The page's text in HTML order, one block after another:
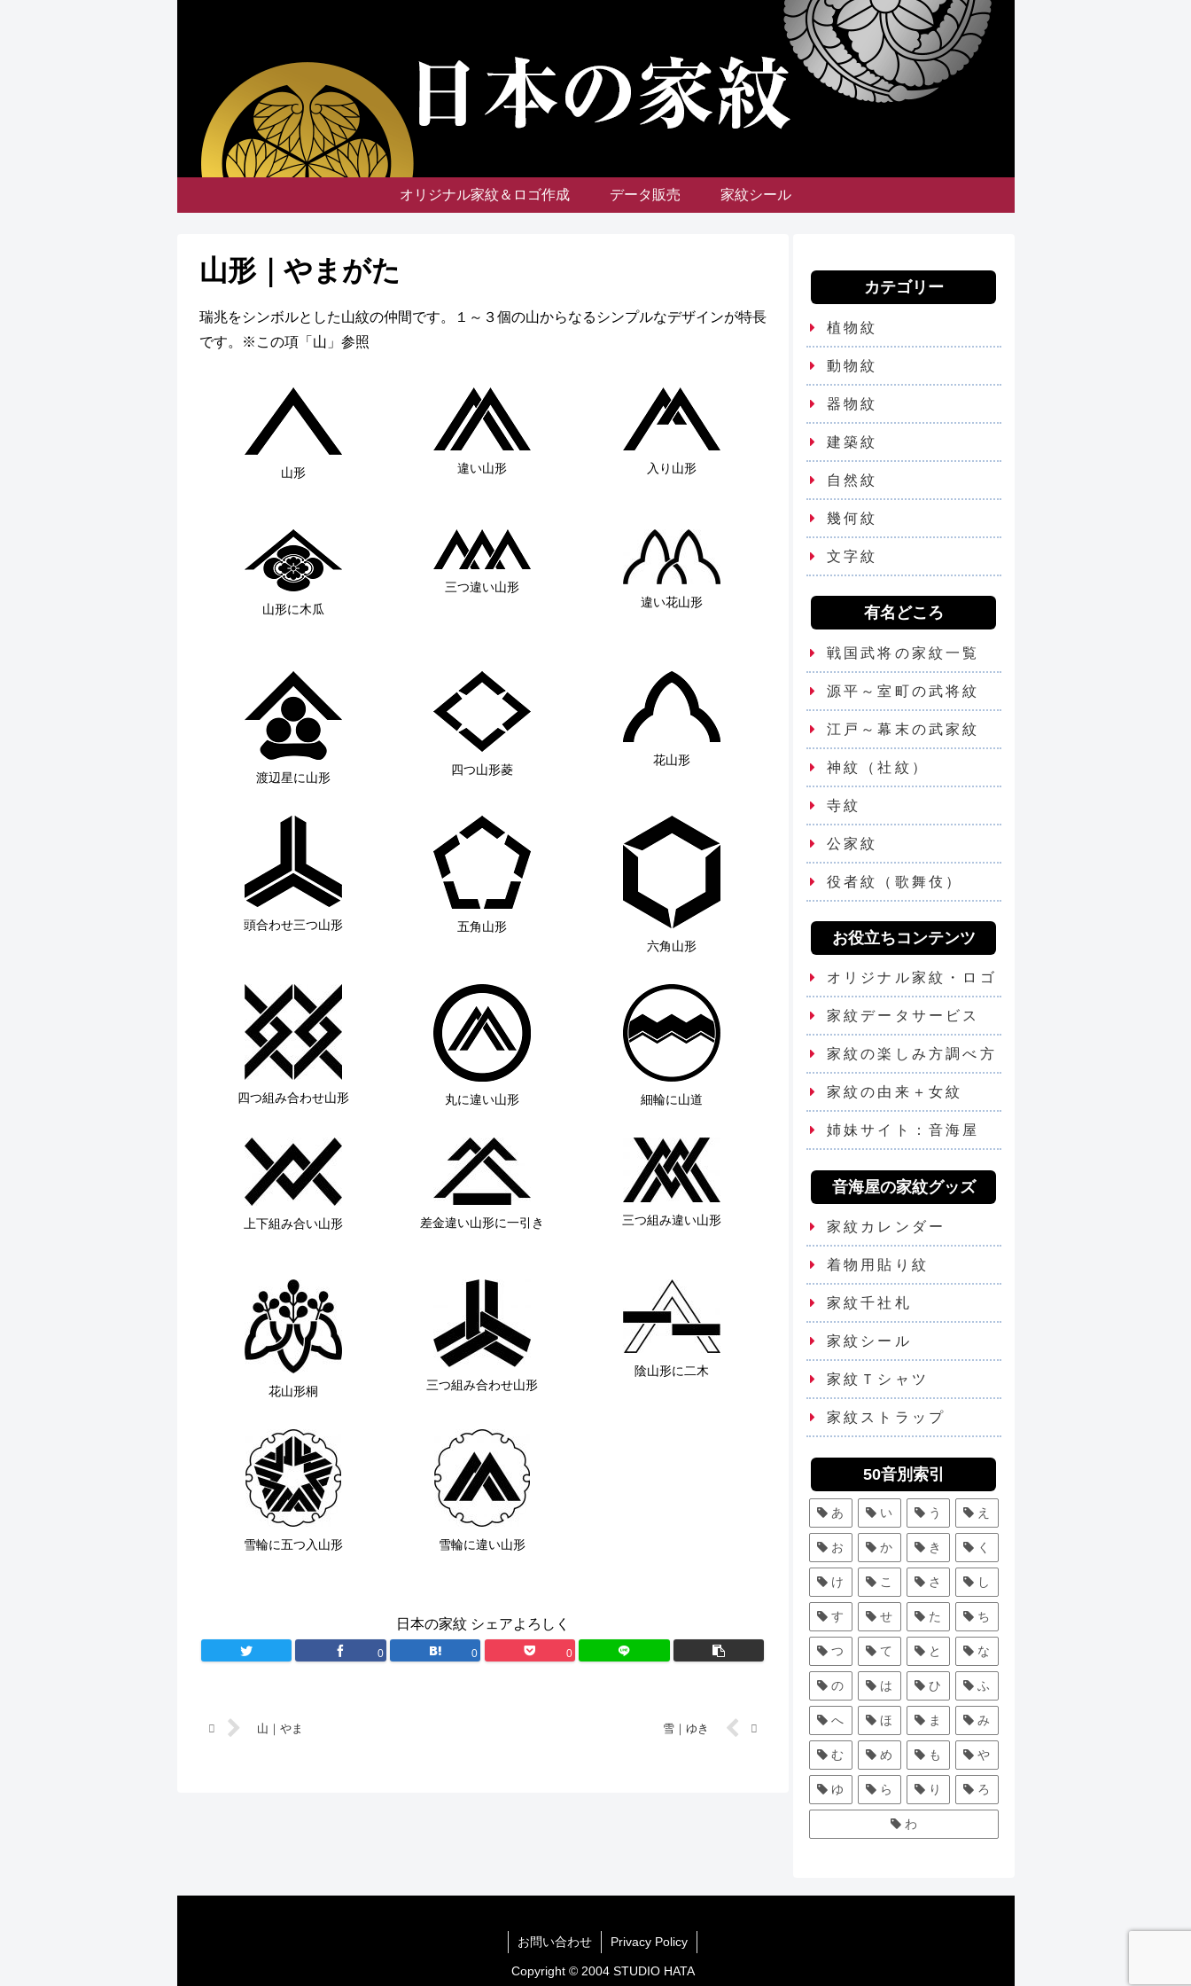
オリジナル家紋＆ロゴ作成 データ販売 家紋シール
山形｜やまがた
瑞兆をシンボルとした山紋の仲間です。１～３個の山からなるシンプルなデザインが特長
です。※この項「山」参照
山形 違い山形 入り山形
山形に木瓜
三つ違い山形
違い花山形
渡辺星に山形
四つ山形菱
花山形
頭合わせ三つ山形
五角山形
六角山形
四つ組み合わせ山形 丸に違い山形 細輪に山道
上下組み合い山形 差金違い山形に一引き 三つ組み違い山形
花山形桐 三つ組み合わせ山形
陰山形に二木
雪輪に五つ入山形 雪輪に違い山形
日本の家紋 シェアよろしく
0 0 0
雪｜ゆき
山｜やま
カテゴリー
植物紋
動物紋
器物紋
建築紋
自然紋
幾何紋
文字紋
有名どころ
戦国武将の家紋一覧
源平～室町の武将紋
江戸～幕末の武家紋
神紋（社紋）
寺紋
公家紋
役者紋（歌舞伎）
お役立ちコンテンツ
オリジナル家紋・ロゴ
家紋データサービス
家紋の楽しみ方調べ方
家紋の由来＋女紋
姉妹サイト：音海屋
音海屋の家紋グッズ
家紋カレンダー
着物用貼り紋
家紋千社札
家紋シール
家紋Ｔシャツ
家紋ストラップ
50音別索引
あ い う え
お か き く
け こ さ し
す せ た ち
つ て と な
の は ひ ふ
へ ほ ま み
む め も や
ゆ ら り ろ
わ
お問い合わせ Privacy Policy
Copyright © 2004 STUDIO HATA